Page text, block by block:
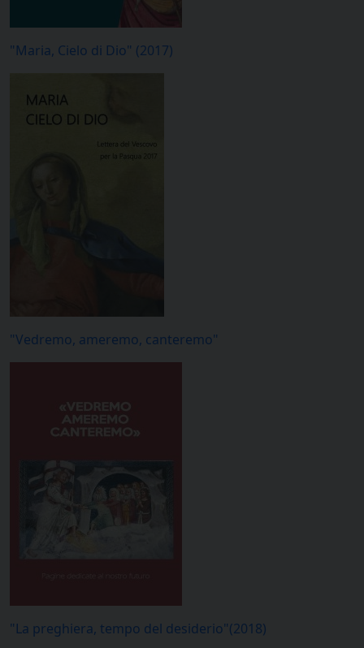
"Maria, Cielo di Dio" (2017)
"Vedremo, ameremo, canteremo"
"La preghiera, tempo del desiderio"(2018)